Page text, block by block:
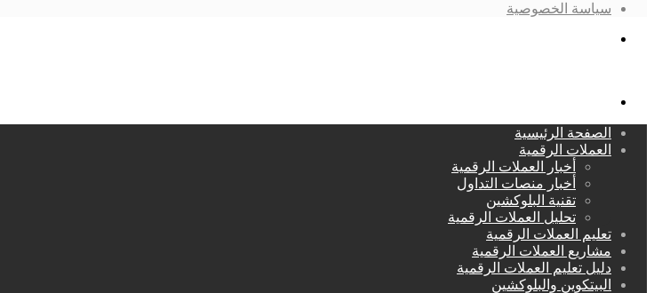
سياسة الخصوصية
الصفحة الرئيسية
العملات الرقمية
أخبار العملات الرقمية
أخبار منصات التداول
تقنية البلوكشين
تحليل العملات الرقمية
تعليم العملات الرقمية
مشاريع العملات الرقمية
دليل تعليم العملات الرقمية
البيتكوين والبلوكشين